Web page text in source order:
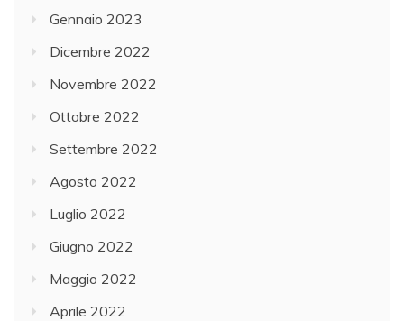
Gennaio 2023
Dicembre 2022
Novembre 2022
Ottobre 2022
Settembre 2022
Agosto 2022
Luglio 2022
Giugno 2022
Maggio 2022
Aprile 2022